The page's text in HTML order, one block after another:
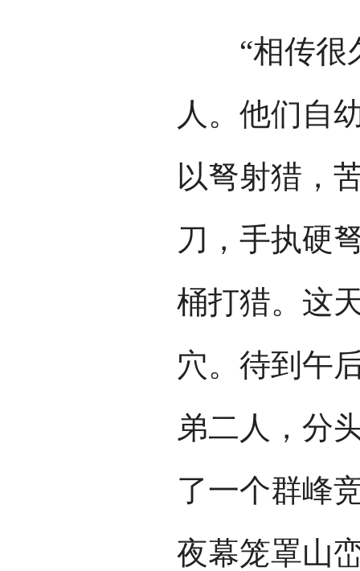
“相传很久
人。他们自
以弩射猎，
刀，手执硬
桶打猎。这
穴。待到午
弟二人，分
了一个群峰
夜幕笼罩山